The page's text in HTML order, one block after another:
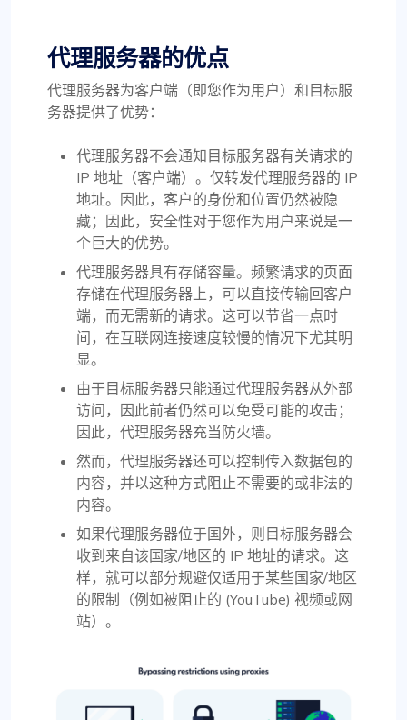
代理服务器的优点
代理服务器为客户端（即您作为用户）和目标服
务器提供了优势：
代理服务器不会通知目标服务器有关请求的
IP 地址（客户端）。仅转发代理服务器的 IP
地址。因此，客户的身份和位置仍然被隐
藏；因此，安全性对于您作为用户来说是一
个巨大的优势。
代理服务器具有存储容量。频繁请求的页面
存储在代理服务器上，可以直接传输回客户
端，而无需新的请求。这可以节省一点时
间，在互联网连接速度较慢的情况下尤其明
显。
由于目标服务器只能通过代理服务器从外部
访问，因此前者仍然可以免受可能的攻击；
因此，代理服务器充当防火墙。
然而，代理服务器还可以控制传入数据包的
内容，并以这种方式阻止不需要的或非法的
内容。
如果代理服务器位于国外，则目标服务器会
收到来自该国家/地区的 IP 地址的请求。这
样，就可以部分规避仅适用于某些国家/地区
的限制（例如被阻止的 (YouTube) 视频或网
站）。